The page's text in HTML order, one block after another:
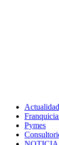
Actualidad
Pymes